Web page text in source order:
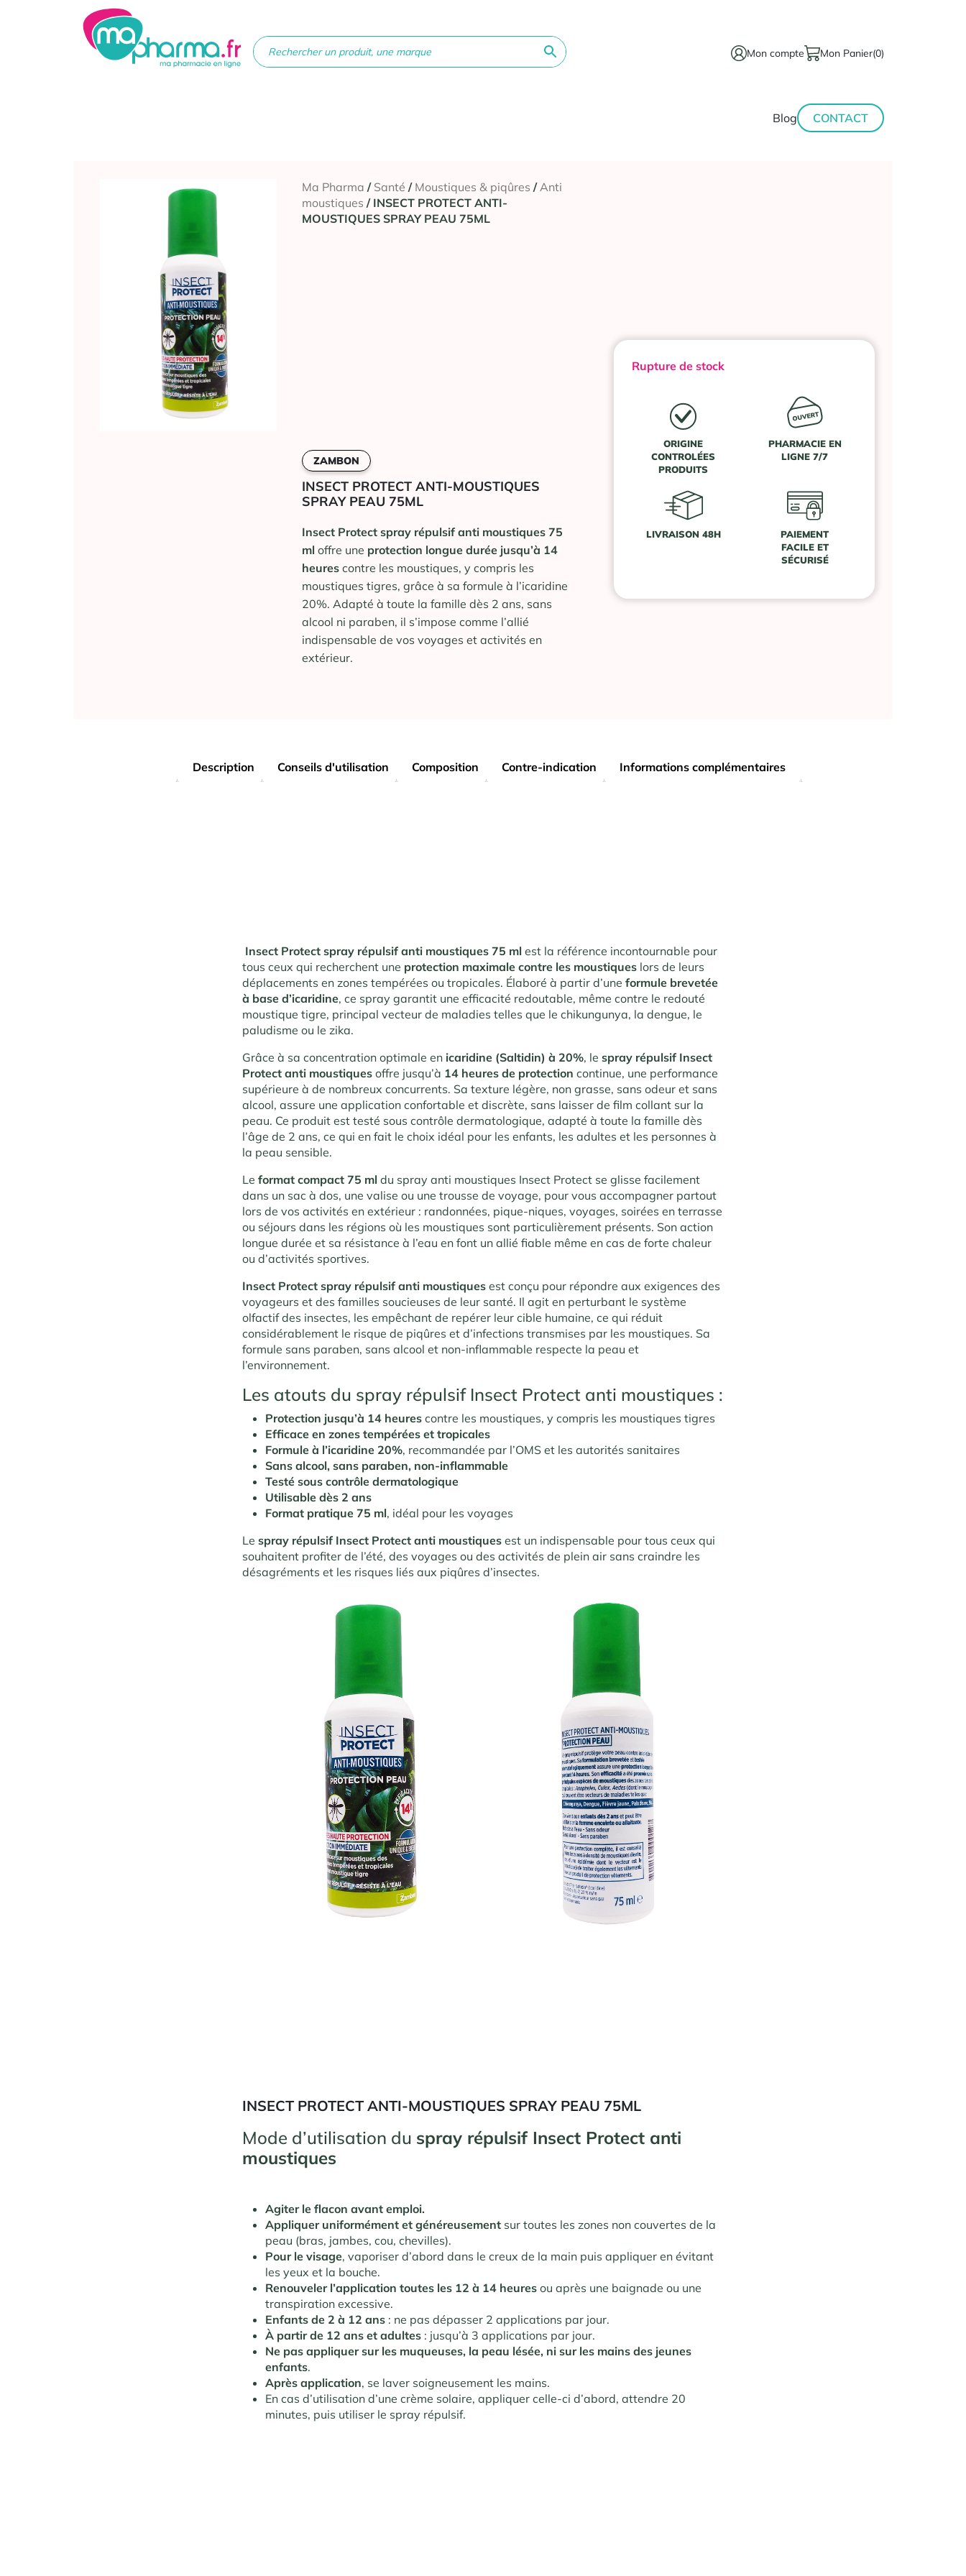
Mon compte Mon Panier(0)
Blog CONTACT
Ma Pharma / Santé / Moustiques & piqûres /Anti
moustiques / INSECT PROTECT ANTI-
MOUSTIQUES SPRAY PEAU 75ML
ZAMBON
INSECT PROTECT ANTI-MOUSTIQUES
SPRAY PEAU 75ML
Insect Protect spray répulsif anti moustiques 75
ml offre une protection longue durée jusqu’à 14
heures contre les moustiques, y compris les
moustiques tigres, grâce à sa formule à l’icaridine
20%. Adapté à toute la famille dès 2 ans, sans
alcool ni paraben, il s’impose comme l’allié
indispensable de vos voyages et activités en
extérieur.
Rupture de stock
ORIGINE
CONTROLÉES
PRODUITS
PHARMACIE EN
LIGNE 7/7
LIVRAISON 48H
PAIEMENT
FACILE ET
SÉCURISÉ
Description Conseils d'utilisation Composition Contre-indication Informations complémentaires
Insect Protect spray répulsif anti moustiques 75 ml est la référence incontournable pour
tous ceux qui recherchent une protection maximale contre les moustiques lors de leurs
déplacements en zones tempérées ou tropicales. Élaboré à partir d’uneformule brevetée
à base d’icaridine, ce spray garantit une efficacité redoutable, même contre le redouté
moustique tigre, principal vecteur de maladies telles que le chikungunya, la dengue, le
paludisme ou le zika.
Grâce à sa concentration optimale en icaridine (Saltidin) à 20%, lespray répulsif Insect
Protect anti moustiques offre jusqu’à 14 heures de protection continue, une performance
supérieure à de nombreux concurrents. Sa texture légère, non grasse, sans odeur et sans
alcool, assure une application confortable et discrète, sans laisser de film collant sur la
peau. Ce produit est testé sous contrôle dermatologique, adapté à toute la famille dès
l’âge de 2 ans, ce qui en fait le choix idéal pour les enfants, les adultes et les personnes à
la peau sensible.
Leformat compact 75 ml du spray anti moustiques Insect Protect se glisse facilement
dans un sac à dos, une valise ou une trousse de voyage, pour vous accompagner partout
lors de vos activités en extérieur : randonnées, pique-niques, voyages, soirées en terrasse
ou séjours dans les régions où les moustiques sont particulièrement présents. Son action
longue durée et sa résistance à l’eau en font un allié fiable même en cas de forte chaleur
ou d’activités sportives.
Insect Protect spray répulsif anti moustiques est conçu pour répondre aux exigences des
voyageurs et des familles soucieuses de leur santé. Il agit en perturbant le système
olfactif des insectes, les empêchant de repérer leur cible humaine, ce qui réduit
considérablement le risque de piqûres et d’infections transmises par les moustiques. Sa
formule sans paraben, sans alcool et non-inflammable respecte la peau et
l’environnement.
Les atouts du spray répulsif Insect Protect anti moustiques :
Protection jusqu’à 14 heures contre les moustiques, y compris les moustiques tigres
Efficace en zones tempérées et tropicales
Formule à l’icaridine 20%, recommandée par l’OMS et les autorités sanitaires
Sans alcool, sans paraben, non-inflammable
Testé sous contrôle dermatologique
Utilisable dès 2 ans
Format pratique 75 ml, idéal pour les voyages
Lespray répulsif Insect Protect anti moustiques est un indispensable pour tous ceux qui
souhaitent profiter de l’été, des voyages ou des activités de plein air sans craindre les
désagréments et les risques liés aux piqûres d’insectes.
INSECT PROTECT ANTI-MOUSTIQUES SPRAY PEAU 75ML
Mode d’utilisation du spray répulsif Insect Protect anti
moustiques
Agiter le flacon avant emploi.
Appliquer uniformément et généreusement sur toutes les zones non couvertes de la
peau (bras, jambes, cou, chevilles).
Pour le visage, vaporiser d’abord dans le creux de la main puis appliquer en évitant
les yeux et la bouche.
Renouveler l’application toutes les 12 à 14 heures ou après une baignade ou une
transpiration excessive.
Enfants de 2 à 12 ans : ne pas dépasser 2 applications par jour.
À partir de 12 ans et adultes : jusqu’à 3 applications par jour.
Ne pas appliquer sur les muqueuses, la peau lésée, ni sur les mains des jeunes
enfants.
Après application, se laver soigneusement les mains.
En cas d’utilisation d’une crème solaire, appliquer celle-ci d’abord, attendre 20
minutes, puis utiliser le spray répulsif.